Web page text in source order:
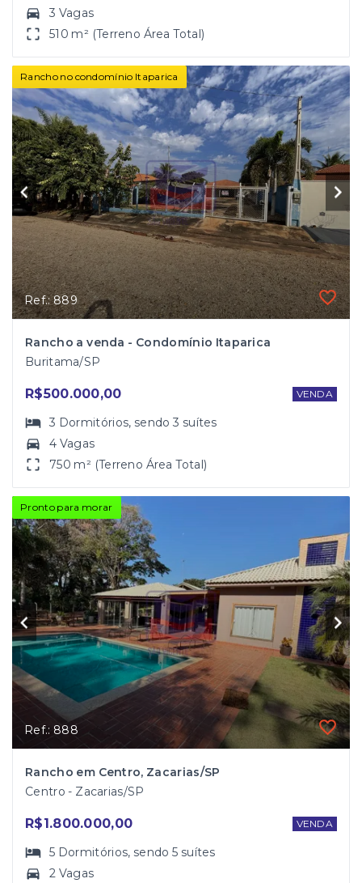
3 Vagas
510 m² (Terreno Área Total)
Rancho no condomínio Itaparica
Ref.: 889
Rancho a venda - Condomínio Itaparica
Buritama/SP
R$500.000,00 VENDA
3 Dormitórios, sendo3 suítes
4 Vagas
750 m² (Terreno Área Total)
Pronto para morar
Ref.: 888
Rancho em Centro, Zacarias/SP
Centro - Zacarias/SP
R$1.800.000,00 VENDA
5 Dormitórios, sendo5 suítes
2 Vagas